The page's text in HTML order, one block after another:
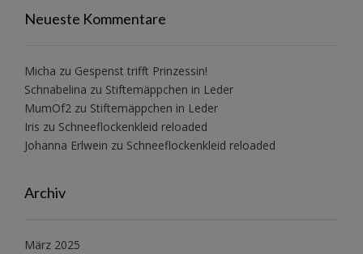
Neueste Kommentare
Micha zu Gespenst trifft Prinzessin!
Schnabelina zu Stiftemäppchen in Leder
MumOf2 zu Stiftemäppchen in Leder
Iris zu Schneeflockenkleid reloaded
Johanna Erlwein zu Schneeflockenkleid reloaded
Archiv
März 2025